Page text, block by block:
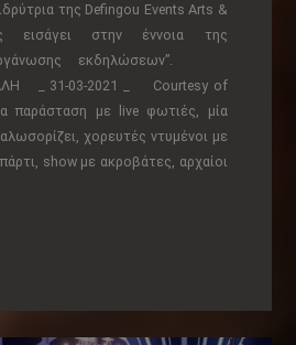
της Defingou Events Arts &
εισάγει στην έννοια της
οργάνωσης εκδηλώσεων”.
_ 31-03-2021 _ Courtesy of
παράσταση με live φωτιές, μία
χορευτές ντυμένοι με
show με ακροβάτες, αρχαίοι